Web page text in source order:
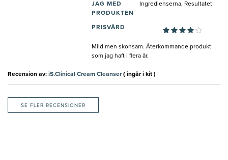
JAG MED
PRODUKTEN
Ingredienserna, Resultatet
PRISVÄRD
Mild men skonsam. Återkommande produkt
som jag haft i flera år.
Recension av: iS.Clinical Cream Cleanser( ingår i kit )
SE FLER RECENSIONER